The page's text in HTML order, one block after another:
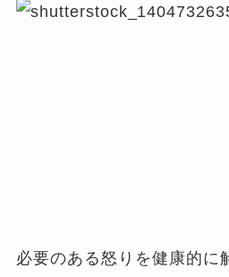
必要のある怒りを健康的に